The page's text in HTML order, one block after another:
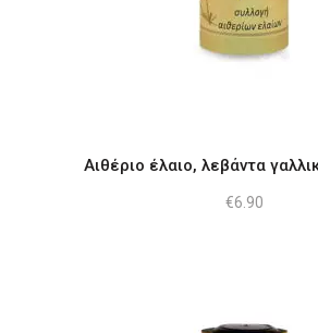
Αιθέριο έλαιο, λεβάντα
€6.90